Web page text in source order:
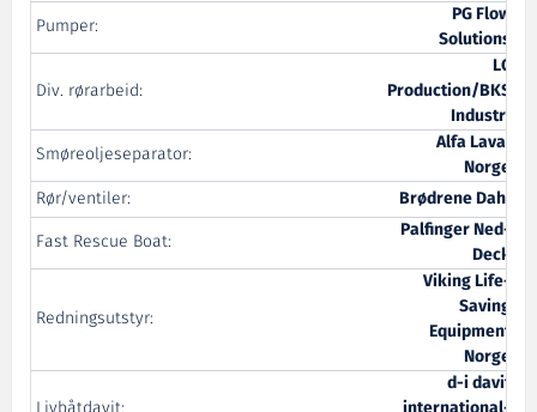
Pumper:
PG Flow
Solutions
Div. rørarbeid:
LC
Production/BKS
Industri
Smøreoljeseparator:
Alfa Laval
Norge
Rør/ventiler:
Brødrene Dahl
Fast Rescue Boat:
Palfinger Ned-
Deck
Redningsutstyr:
Viking Life-
Saving
Equipment
Norge
d-i davit